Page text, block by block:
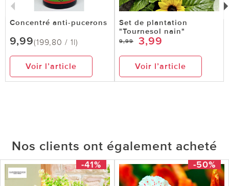
Concentré anti-pucerons
9,99(199,80 / 1l)
Voir l’article
Set de plantation
"Tournesol nain"
9,99 3,99
Voir l’article
Nos clients ont également acheté
-41% -50%